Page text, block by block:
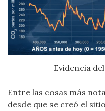
Evidencia
Entre las cosas más
desde que se creó el